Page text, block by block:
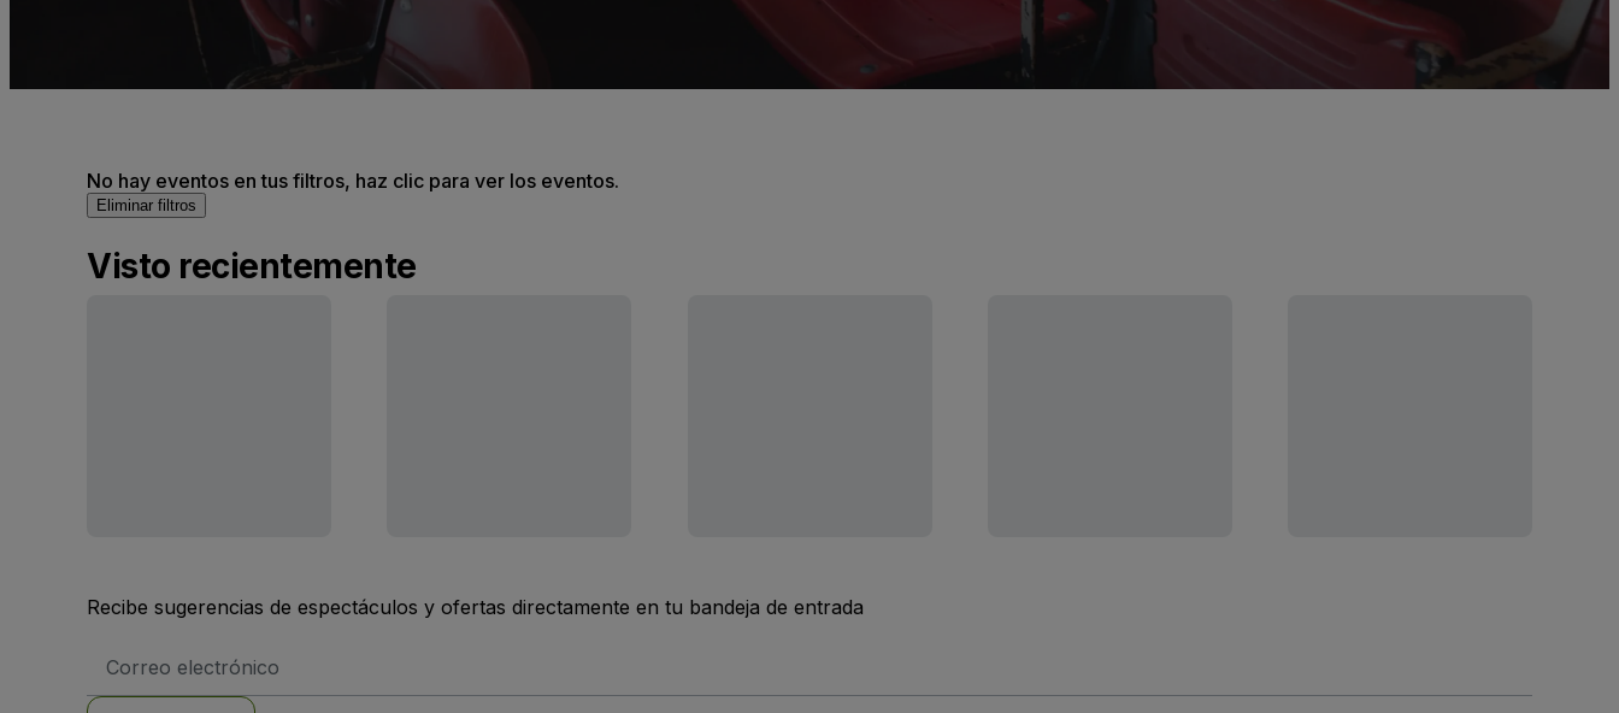
No hay eventos en tus filtros, haz clic para ver los eventos.
Eliminar filtros
Visto recientemente
Recibe sugerencias de espectáculos y ofertas directamente en tu bandeja de entrada
de